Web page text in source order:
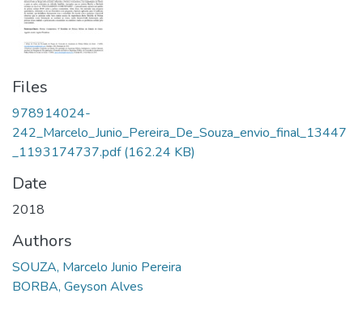
Files
978914024-
242_Marcelo_Junio_Pereira_De_Souza_envio_final_13447
_1193174737.pdf(162.24 KB)
Date
2018
Authors
SOUZA, Marcelo Junio Pereira
BORBA, Geyson Alves